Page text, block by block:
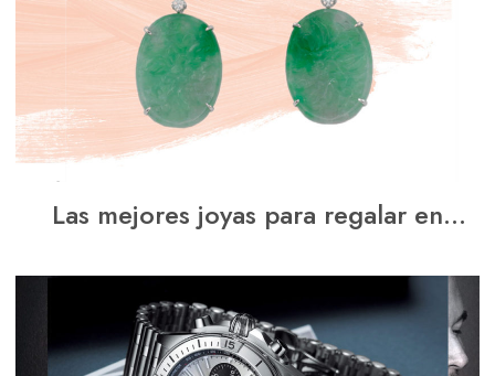
Las mejores joyas para regalar en